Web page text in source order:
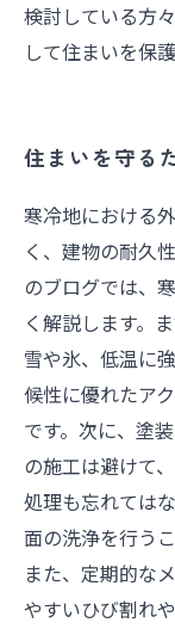
検討している方
して住まいを保
住まいを守る
寒冷地における
く、建物の耐久
のブログでは、
く解説します。
雪や氷、低温に
候性に優れたア
です。次に、塗
の施工は避けて
処理も忘れては
面の洗浄を行う
また、定期的な
やすいひび割れ